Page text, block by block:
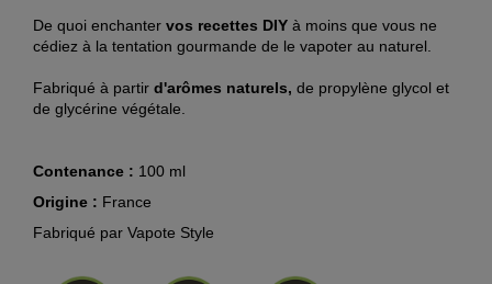
De quoi enchanter vos recettes DIY à moins que vous ne
cédiez à la tentation gourmande de le vapoter au naturel.
Fabriqué à partir d'arômes naturels, de propylène glycol et
de glycérine végétale.
Contenance : 100 ml
Origine : France
Fabriqué par Vapote Style